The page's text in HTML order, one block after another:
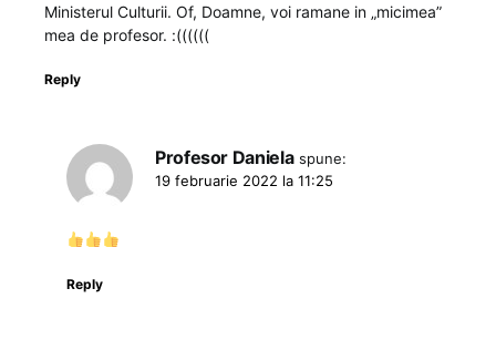
Ministerul Culturii. Of, Doamne, voi ramane in „micimea”
mea de profesor. :((((((
Reply
Profesor Daniela spune:
19 februarie 2022 la 11:25
Reply